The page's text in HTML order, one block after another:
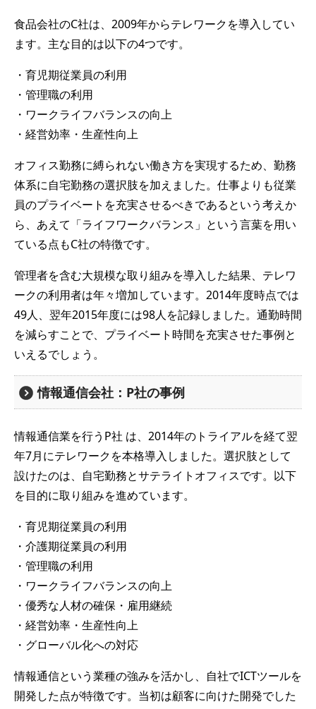
食品会社のC社は、2009年からテレワークを導入してい
ます。主な目的は以下の4つです。
・育児期従業員の利用
・管理職の利用
・ワークライフバランスの向上
・経営効率・生産性向上
オフィス勤務に縛られない働き方を実現するため、勤務
体系に自宅勤務の選択肢を加えました。仕事よりも従業
員のプライベートを充実させるべきであるという考えか
ら、あえて「ライフワークバランス」という言葉を用い
ている点もC社の特徴です。
管理者を含む大規模な取り組みを導入した結果、テレワ
ークの利用者は年々増加しています。2014年度時点では
49人、翌年2015年度には98人を記録しました。通勤時間
を減らすことで、プライベート時間を充実させた事例と
いえるでしょう。
情報通信会社：P社の事例
情報通信業を行うP社 は、2014年のトライアルを経て翌
年7月にテレワークを本格導入しました。選択肢として
設けたのは、自宅勤務とサテライトオフィスです。以下
を目的に取り組みを進めています。
・育児期従業員の利用
・介護期従業員の利用
・管理職の利用
・ワークライフバランスの向上
・優秀な人材の確保・雇用継続
・経営効率・生産性向上
・グローバル化への対応
情報通信という業種の強みを活かし、自社でICTツールを
開発した点が特徴です。当初は顧客に向けた開発でした